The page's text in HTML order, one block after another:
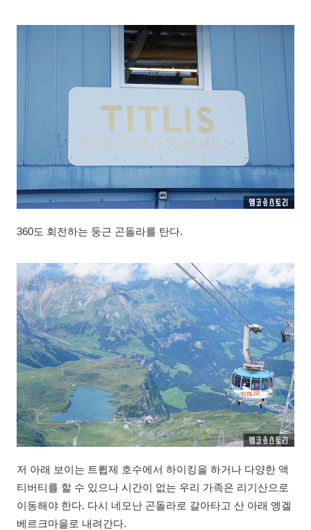
360도 회전하는 둥근 곤돌라를 탄다.
저 아래 보이는 트륍제 호수에서 하이킹을 하거나 다양한 액
티버티를 할 수 있으나 시간이 없는 우리 가족은 리기산으로
이동해야 한다. 다시 네모난 곤돌라로 갈아타고 산 아래 엥겔
베르크마을로 내려간다.